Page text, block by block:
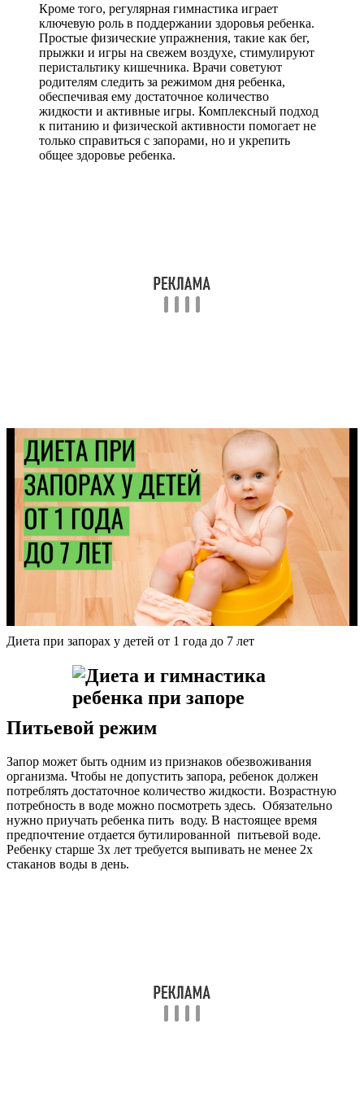
Кроме того, регулярная гимнастика играет
ключевую роль в поддержании здоровья ребенка.
Простые физические упражнения, такие как бег,
прыжки и игры на свежем воздухе, стимулируют
перистальтику кишечника. Врачи советуют
родителям следить за режимом дня ребенка,
обеспечивая ему достаточное количество
жидкости и активные игры. Комплексный подход
к питанию и физической активности помогает не
только справиться с запорами, но и укрепить
общее здоровье ребенка.
Диета при запорах у детей от 1 года до 7 лет
Питьевой режим
Запор может быть одним из признаков обезвоживания
организма. Чтобы не допустить запора, ребенок должен
потреблять достаточное количество жидкости. Возрастную
потребность в воде можно посмотреть здесь. Обязательно
нужно приучать ребенка пить воду. В настоящее время
предпочтение отдается бутилированной питьевой воде.
Ребенку старше 3х лет требуется выпивать не менее 2х
стаканов воды в день.